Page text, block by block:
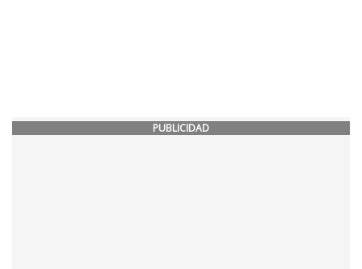
PUBLICIDAD